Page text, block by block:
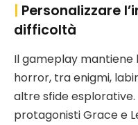
Personalizzare
difficoltà
Il gameplay mantiene
horror, tra enigmi,
altre sfide esplorative.
protagonisti Grace e